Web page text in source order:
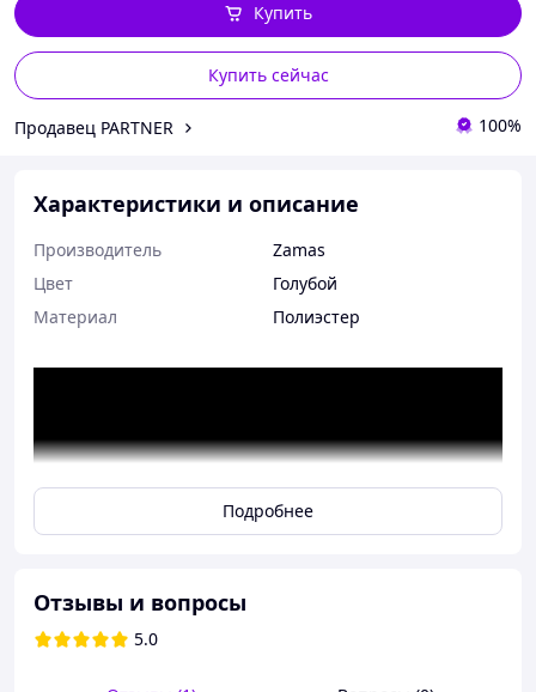
Купить сейчас
Купить
Продавец PARTNER 100%
Характеристики и описание
Производитель
Zamas
Цвет
Голубой
Материал
Полиэстер
Подробнее
Отзывы и вопросы
5.0